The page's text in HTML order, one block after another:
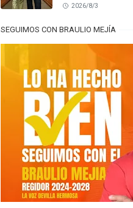
2026/8/3
SEGUIMOS CON BRAULIO MEJÍA